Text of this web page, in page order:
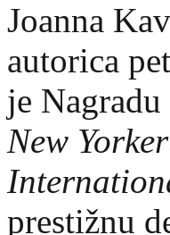
Joanna
autorica
je
New
prestižnu